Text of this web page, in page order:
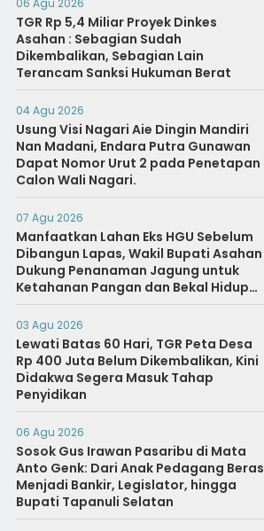
06 Agu 2026
TGR Rp 5,4 Miliar Proyek Dinkes
Asahan : Sebagian Sudah
Dikembalikan, Sebagian Lain
Terancam Sanksi Hukuman Berat
04 Agu 2026
Usung Visi Nagari Aie Dingin Mandiri
Nan Madani, Endara Putra Gunawan
Dapat Nomor Urut 2 pada Penetapan
Calon Wali Nagari.
07 Agu 2026
Manfaatkan Lahan Eks HGU Sebelum
Dibangun Lapas, Wakil Bupati Asahan
Dukung Penanaman Jagung untuk
Ketahanan Pangan dan Bekal Hidup
Warga Binaan
03 Agu 2026
Lewati Batas 60 Hari, TGR Peta Desa
Rp 400 Juta Belum Dikembalikan, Kini
Didakwa Segera Masuk Tahap
Penyidikan
06 Agu 2026
Sosok Gus Irawan Pasaribu di Mata
Anto Genk: Dari Anak Pedagang Beras
Menjadi Bankir, Legislator, hingga
Bupati Tapanuli Selatan